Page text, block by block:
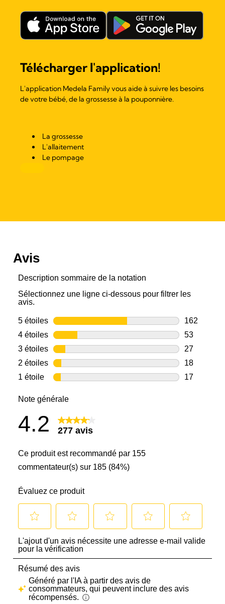
Télécharger l'application!
L'application Medela Family vous aide à suivre les besoins
de votre bébé, de la grossesse à la pouponnière.
La grossesse
L'allaitement
Le pompage